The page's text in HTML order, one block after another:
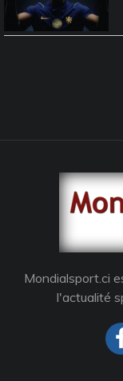
Mondialsport.ci
l'actualité